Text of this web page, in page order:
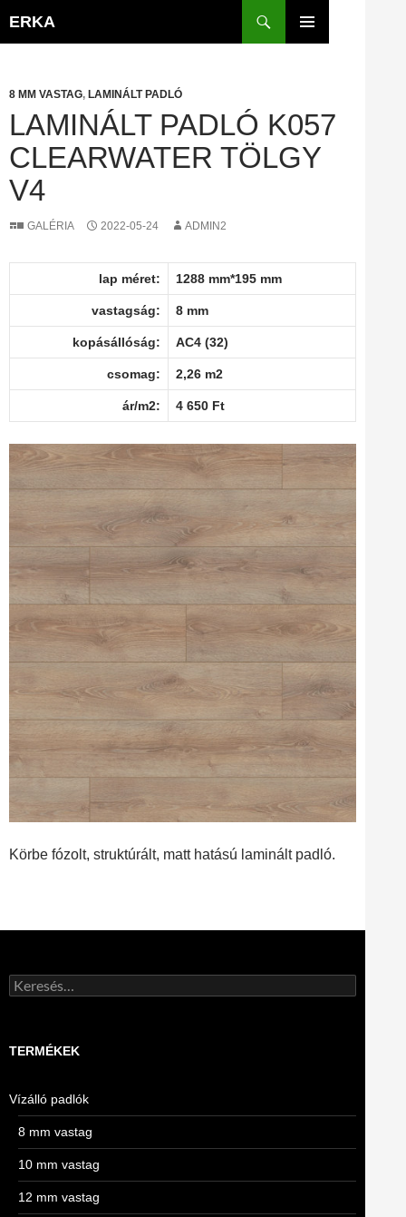
ERKA
8 MM VASTAG, LAMINÁLT PADLÓ
LAMINÁLT PADLÓ K057
CLEARWATER TÖLGY
V4
GALÉRIA 2022-05-24 ADMIN2
lap méret: 1288 mm*195 mm
vastagság: 8 mm
kopásállóság: AC4 (32)
csomag: 2,26 m2
ár/m2: 4 650 Ft
Körbe fózolt, struktúrált, matt hatású laminált padló.
Keresés:
TERMÉKEK
Vízálló padlók
8 mm vastag
10 mm vastag
12 mm vastag